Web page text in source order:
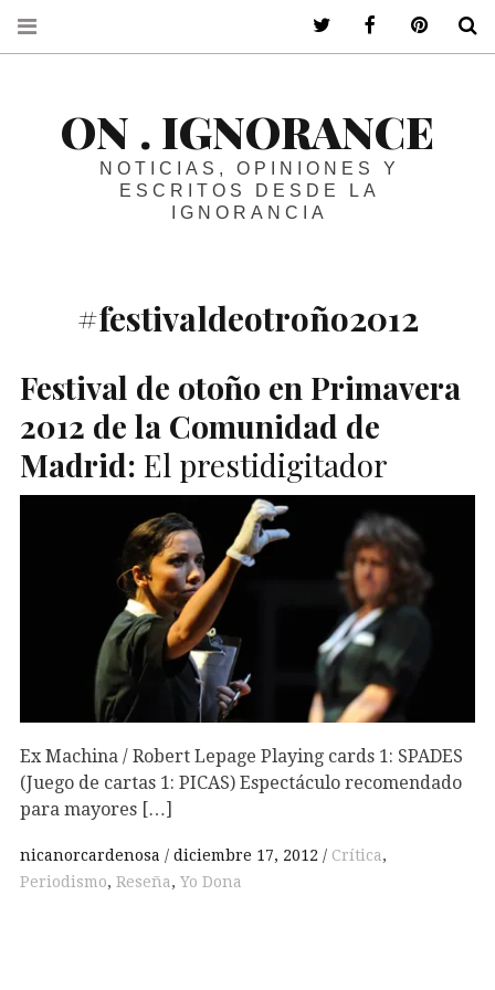
ON . IGNORANCE
NOTICIAS, OPINIONES Y
ESCRITOS DESDE LA
IGNORANCIA
#festivaldeotroño2012
Festival de otoño en Primavera
2012 de la Comunidad de
Madrid: El prestidigitador
Ex Machina / Robert Lepage Playing cards 1: SPADES
(Juego de cartas 1: PICAS) Espectáculo recomendado
para mayores […]
nicanorcardenosa diciembre 17, 2012 Crítica,
Periodismo, Reseña, Yo Dona
ir a mi twitterir a mi facebook
ir a mi